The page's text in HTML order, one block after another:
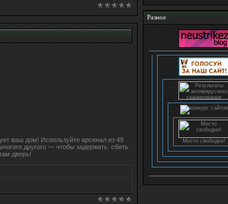
ваш дом! Используйте арсенал из 49
другого — чтобы задержать, сбить
дверь!
Разное
Место свободно!